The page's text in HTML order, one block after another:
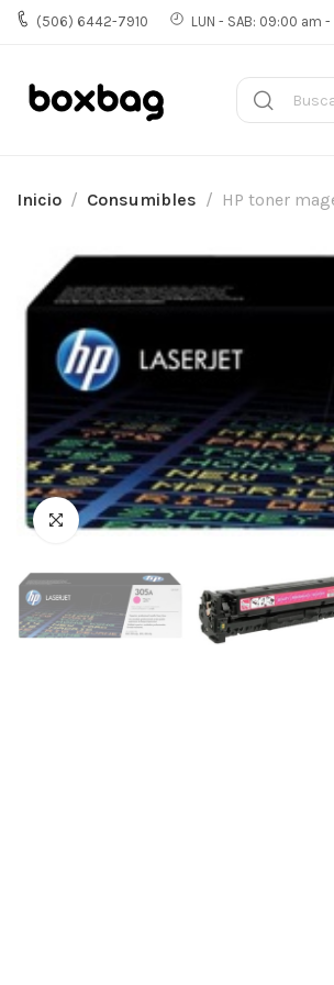
(506) 6442-7910 LUN - SAB: 09:00 am
Inicio Consumibles HP toner